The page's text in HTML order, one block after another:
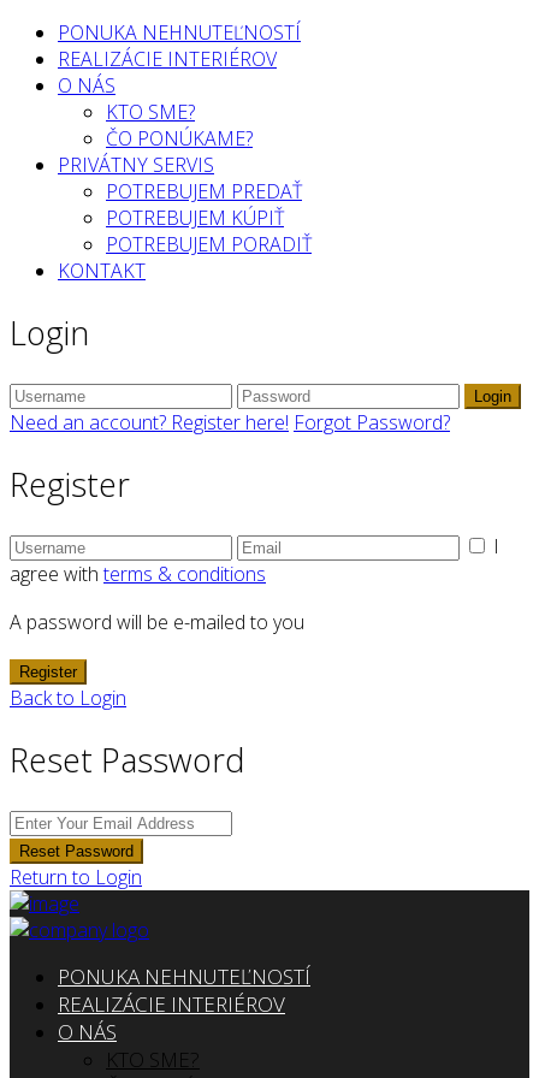
PONUKA NEHNUTEĽNOSTÍ
REALIZÁCIE INTERIÉROV
O NÁS
KTO SME?
ČO PONÚKAME?
PRIVÁTNY SERVIS
POTREBUJEM PREDAŤ
POTREBUJEM KÚPIŤ
POTREBUJEM PORADIŤ
KONTAKT
Login
Login
Need an account? Register here! Forgot Password?
Register
I
agree withterms & conditions
A password will be e-mailed to you
Register
Back to Login
Reset Password
Reset Password
Return to Login
PONUKA NEHNUTEĽNOSTÍ
REALIZÁCIE INTERIÉROV
O NÁS
KTO SME?